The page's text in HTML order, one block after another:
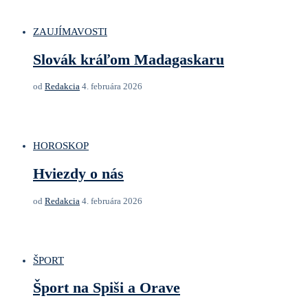
ZAUJÍMAVOSTI
Slovák kráľom Madagaskaru
od Redakcia 4. februára 2026
HOROSKOP
Hviezdy o nás
od Redakcia 4. februára 2026
ŠPORT
Šport na Spiši a Orave